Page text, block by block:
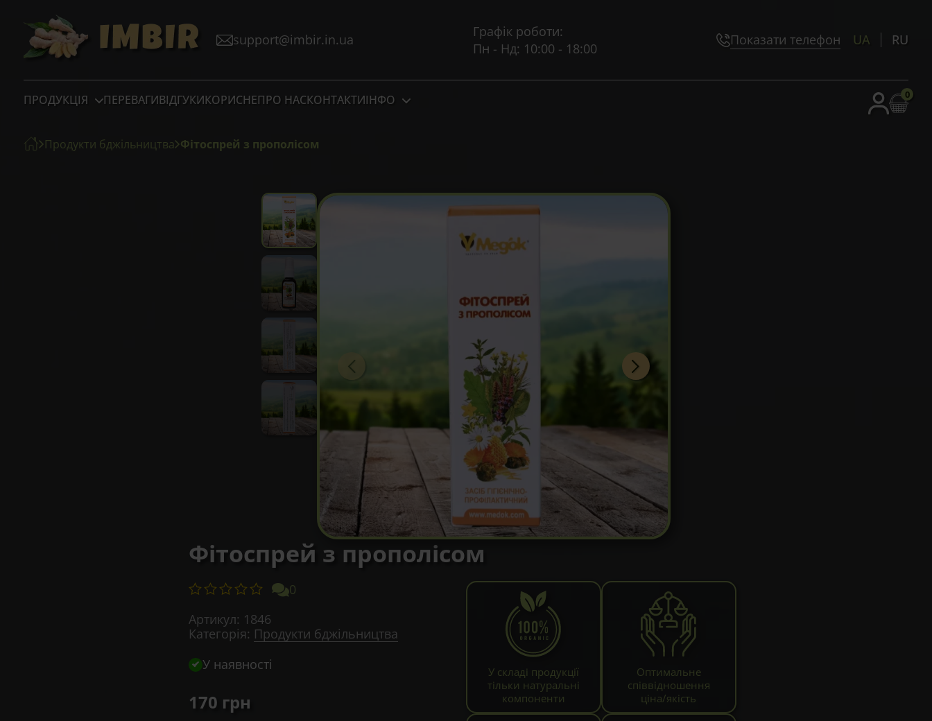
support@imbir.in.ua
Графік роботи:
Пн - Нд: 10:00 - 18:00
Показати телефон UA RU
ПРОДУКЦІЯ ПЕРЕВАГИВІДГУКИКОРИСНЕПРО НАСКОНТАКТИІНФО 0
Продукти бджільництва Фітоспрей з прополісом
Фітоспрей з прополісом
0
Артикул: 1846
Категорія: Продукти бджільництва
У наявності
170 грн
У складі продукції
тільки натуральні
компоненти
Оптимальне
співвідношення
ціна/якість